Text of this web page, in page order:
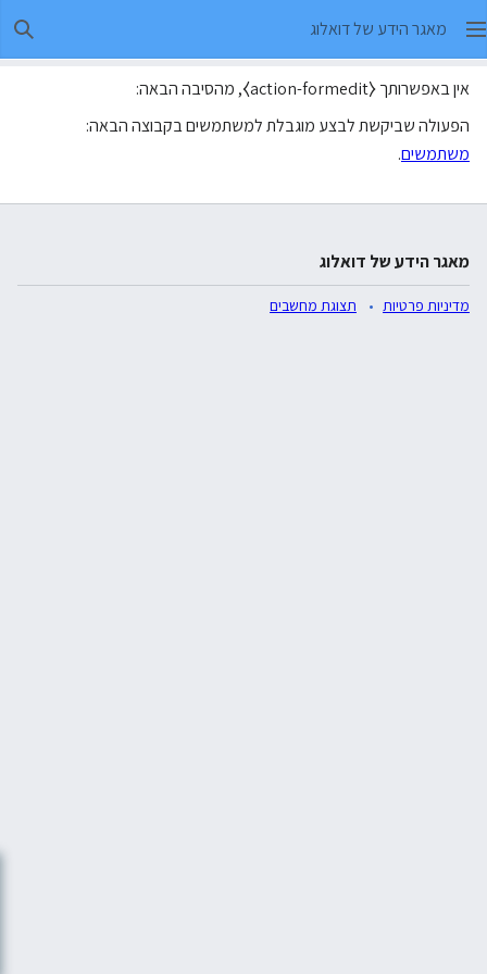
מאגר הידע של דואלוג
אין באפשרותך ⧼action-formedit⧽, מהסיבה הבאה:
הפעולה שביקשת לבצע מוגבלת למשתמשים בקבוצה הבאה:
משתמשים.
מאגר הידע של דואלוג
מדיניות פרטיות תצוגת מחשבים